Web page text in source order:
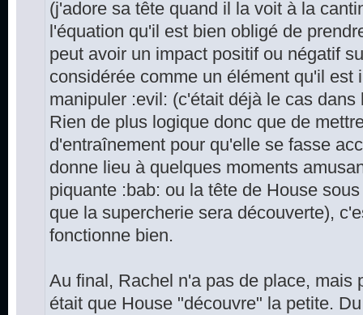
(j'adore sa tête quand il la voit à la
l'équation qu'il est bien obligé de
peut avoir un impact positif ou négatif
considérée comme un élément qu'il est
manipuler :evil: (c'était déjà le cas
Rien de plus logique donc que de
d'entraînement pour qu'elle se fasse
donne lieu à quelques moments
piquante :bab: ou la tête de House
que la supercherie sera découverte),
fonctionne bien.
Au final, Rachel n'a pas de place, mais
était que House "découvre" la petite.